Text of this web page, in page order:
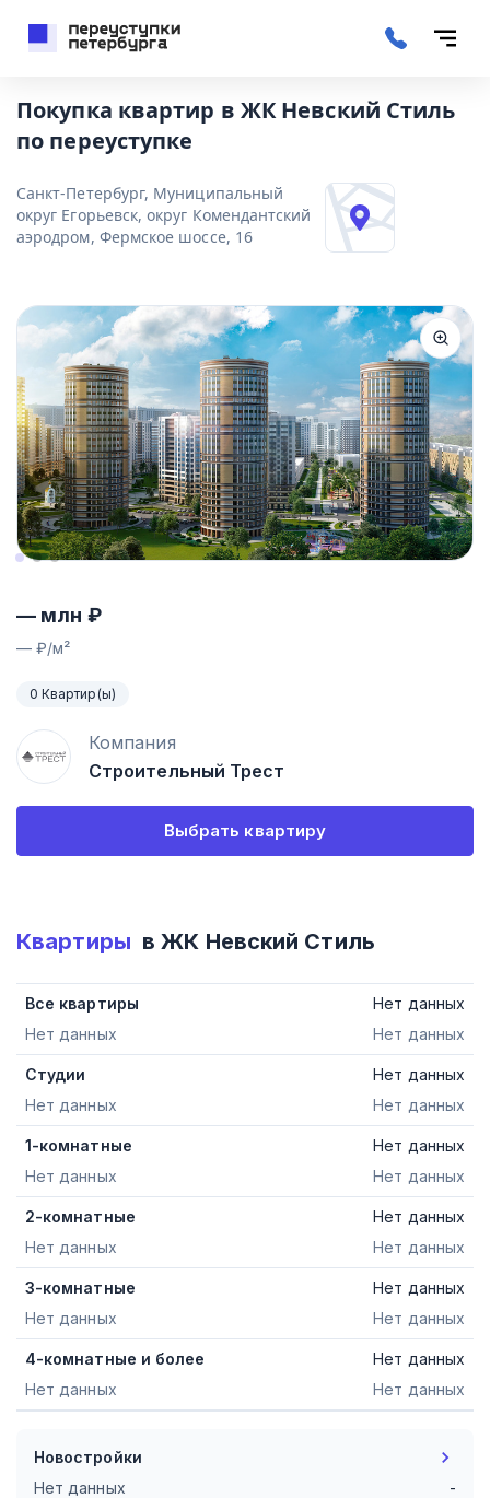
Покупка квартир в ЖК Невский Стиль
по переуступке
Санкт-Петербург, Муниципальный
округ Егорьевск, округ Комендантский
аэродром, Фермское шоссе, 16
— млн ₽
—₽/м²
0 Квартир(ы)
Компания
Строительный Трест
Выбрать квартиру
Квартиры в ЖК Невский Стиль
Все квартиры
Нет данных
Нет данных
Нет данных
Студии
Нет данных
Нет данных
Нет данных
1-комнатные
Нет данных
Нет данных
Нет данных
2-комнатные
Нет данных
Нет данных
Нет данных
3-комнатные
Нет данных
Нет данных
Нет данных
4-комнатные и более
Нет данных
Нет данных
Нет данных
Новостройки
Нет данных
-